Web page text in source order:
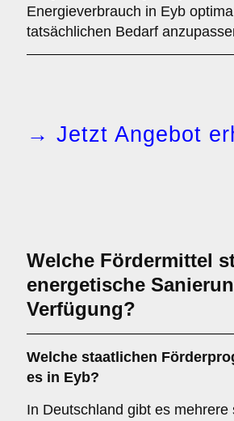
Energieverbrauch in Eyb
tatsächlichen Bedarf
→ Jetzt Angebot
Welche Fördermittel
energetische
Verfügung?
Welche staatlichen
es in Eyb?
In Deutschland gibt es mehrere